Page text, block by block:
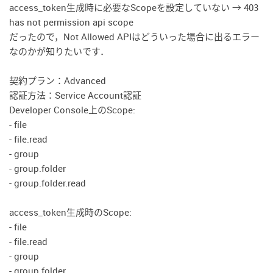
access_token生成時に必要なScopeを設定していない → 403
has not permission api scope
だったので，Not Allowed APIはどういった場合に出るエラー
なのかが知りたいです．
契約プラン：Advanced
認証方法：Service Account認証
Developer Console上のScope:
- file
- file.read
- group
- group.folder
- group.folder.read
access_token生成時のScope:
- file
- file.read
- group
- group.folder